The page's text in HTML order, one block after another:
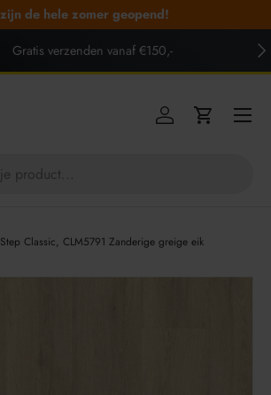
de hele zomer geopend!
Gratis verzenden vanaf €150,-
Inloggen
Menu
Classic, CLM5791 Zanderige greige eik